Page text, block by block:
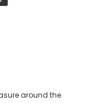
around the